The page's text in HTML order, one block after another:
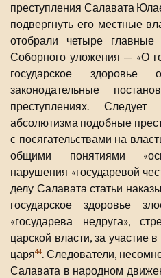
преступления Салавата
подвергнуть его местные
отобрали четыре
Соборного уложения — «О
государское здоровье
законодательные
преступлениях.
абсолютизма подобные
с посягательствами на
общими понятиями
нарушения «государевой
делу Салавата статьи
государское здоровье
«государева недруга»,
царской власти, за участие
царя44. Следователи,
Салавата в народном